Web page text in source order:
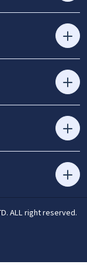
ALL right reserved.